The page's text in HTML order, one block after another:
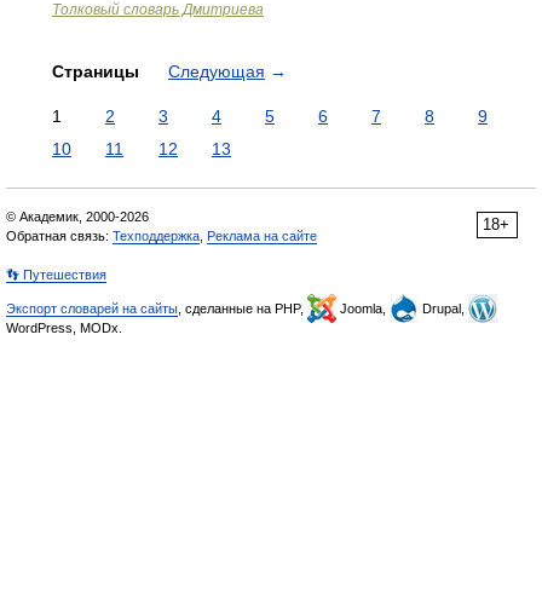
Толковый словарь Дмитриева
Страницы Следующая →
1 2 3 4 5 6 7 8
9
10
11 12 13
18+
© Академик, 2000-2026
Обратная связь: Техподдержка Реклама на сайте
👣 Путешествия
Экспорт словарей на сайты , сделанные на PHP, Joomla,
Drupal,
WordPress, MODx.